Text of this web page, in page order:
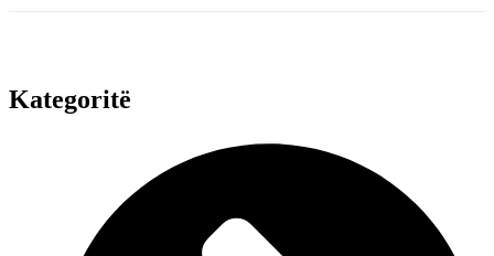
Kategoritë